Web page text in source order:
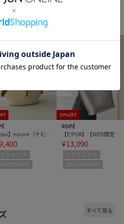
【teau】navire（ナビーレ）HAND BAG Medium
トレット
30%OFF
ROPÉ
【E'POR】【WEB限定】Ree BAG Large/A4対応・通勤・軽量・26SS
¥13,090
アウトレット
2BUY10%OFF
すべて見る